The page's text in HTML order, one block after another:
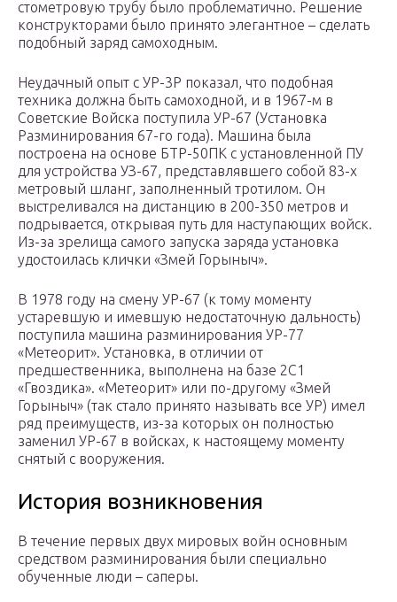
стометровую трубу было проблематично. Решение
конструкторами было принято элегантное – сделать
подобный заряд самоходным.
Неудачный опыт с УР-3Р показал, что подобная
техника должна быть самоходной, и в 1967-м в
Советские Войска поступила УР-67 (Установка
Разминирования 67-го года). Машина была
построена на основе БТР-50ПК с установленной ПУ
для устройства УЗ-67, представлявшего собой 83-х
метровый шланг, заполненный тротилом. Он
выстреливался на дистанцию в 200-350 метров и
подрывается, открывая путь для наступающих войск.
Из-за зрелища самого запуска заряда установка
удостоилась клички «Змей Горыныч».
В 1978 году на смену УР-67 (к тому моменту
устаревшую и имевшую недостаточную дальность)
поступила машина разминирования УР-77
«Метеорит». Установка, в отличии от
предшественника, выполнена на базе 2С1
«Гвоздика». «Метеорит» или по-другому «Змей
Горыныч» (так стало принято называть все УР) имел
ряд преимуществ, из-за которых он полностью
заменил УР-67 в войсках, к настоящему моменту
снятый с вооружения.
История возникновения
В течение первых двух мировых войн основным
средством разминирования были специально
обученные люди – саперы.